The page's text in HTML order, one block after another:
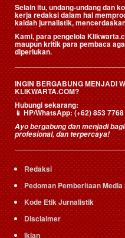
Selain itu, undang-undang dan
kerja redaksi dalam hal
kaidah jurnalistik,
Kami, para pengelola
maupun kritik para pembaca
diperlukan.
INGIN BERGABUNG MENJADI
KLIKWARTA.COM?
Hubungi sekarang:
📱HP/WhatsApp:(+62) 853
Ayo bergabung dan menjadi
profesional, dan terpercaya!
Redaksi
Pedoman Pemberitaan Media
Kode Etik Jurnalistik
Disclaimer
Iklan